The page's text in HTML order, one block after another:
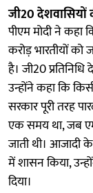
जी20 देशवासियों
पीएम मोदी ने
करोड़ भारतीयों को
है। जी20
उन्होंने कहा कि
सरकार पूरी तरह
एक समय था, जब
जाती थी।
में शासन किया,
दिया।